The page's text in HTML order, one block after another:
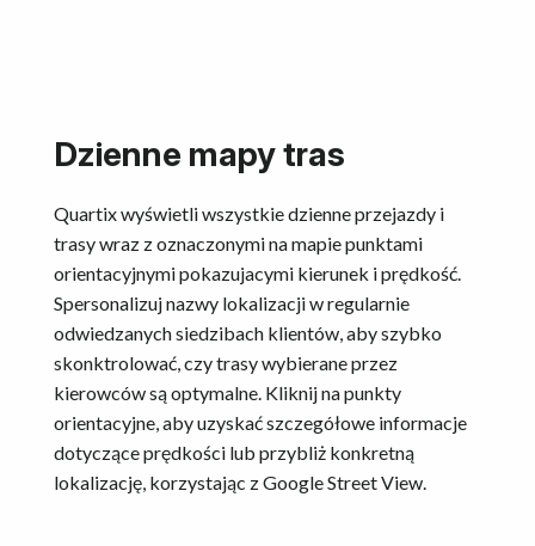
Dzienne mapy tras
Quartix wyświetli wszystkie dzienne przejazdy i
trasy wraz z oznaczonymi na mapie punktami
orientacyjnymi pokazujacymi kierunek i prędkość.
Spersonalizuj nazwy lokalizacji w regularnie
odwiedzanych siedzibach klientów, aby szybko
skonktrolować, czy trasy wybierane przez
kierowców są optymalne. Kliknij na punkty
orientacyjne, aby uzyskać szczegółowe informacje
dotyczące prędkości lub przybliż konkretną
lokalizację, korzystając z Google Street View.